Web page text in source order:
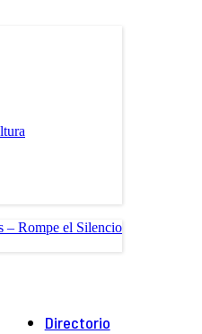
– Rompe el Silencio
Directorio